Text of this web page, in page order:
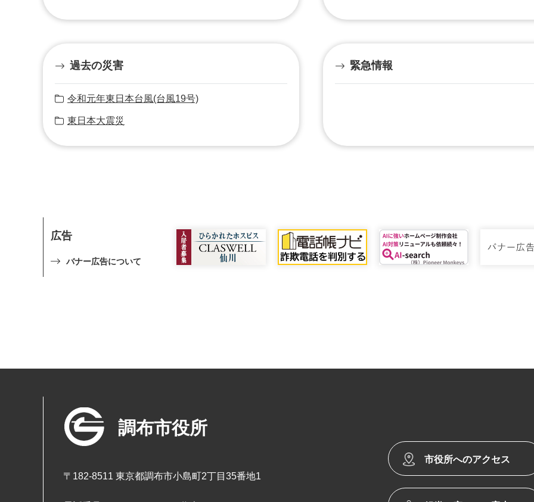
過去の災害
令和元年東日本台風(台風19号)
東日本大震災
緊急情報
広告
バナー広告について
調布市役所
〒182-8511 東京都調布市小島町2丁目35番地1
市役所へのアクセス